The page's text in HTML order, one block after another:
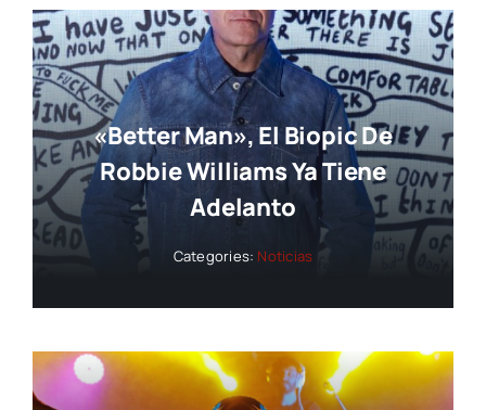
«Better Man», El Biopic De
Robbie Williams Ya Tiene
Adelanto
Categories: Noticias